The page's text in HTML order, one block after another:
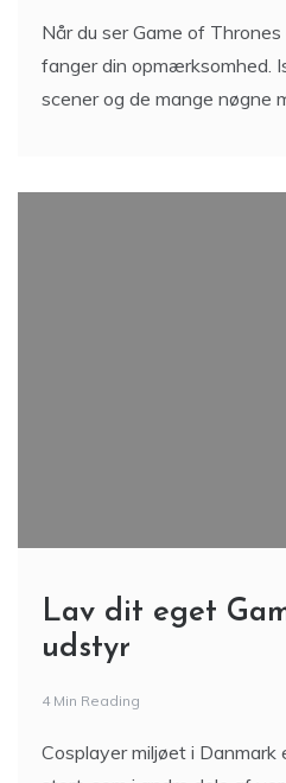
Når du ser Game of
fanger din opmærksomhed.
scener og de mange nøgne
Lav dit eget
udstyr
4 Min Reading
Cosplayer miljøet i